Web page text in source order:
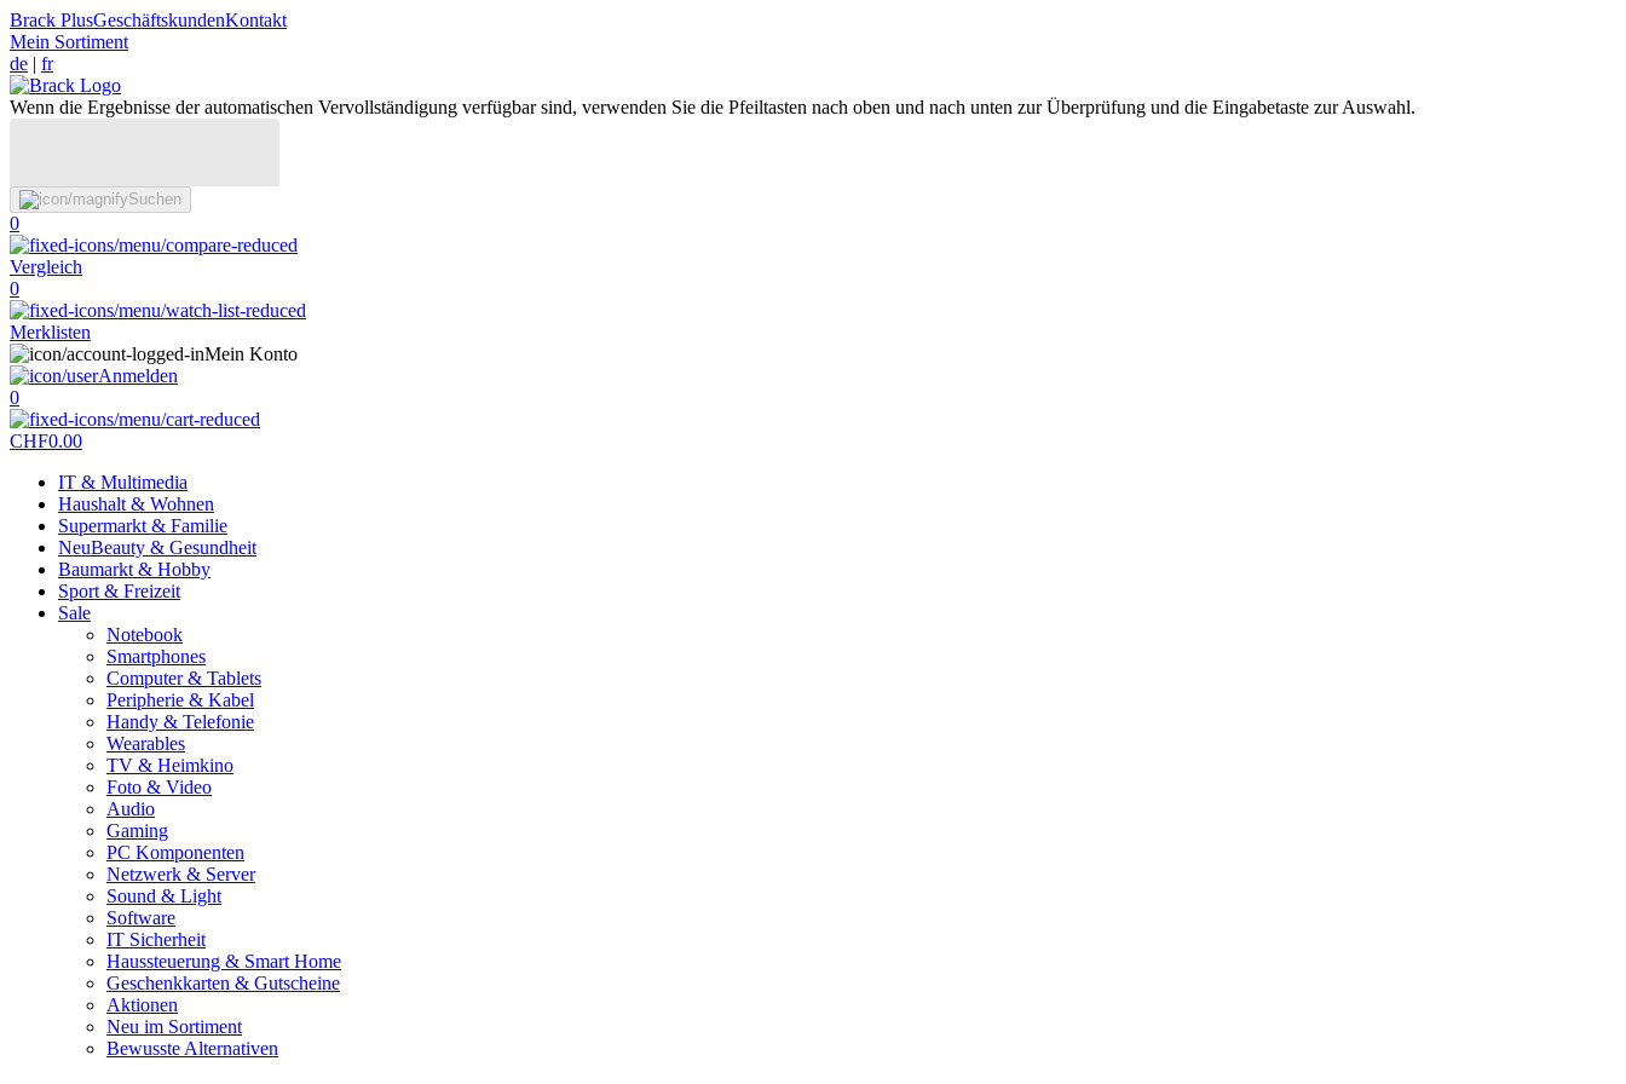
Brack PlusGeschäftskundenKontakt
Mein Sortiment
de | fr
Wenn die Ergebnisse der automatischen Vervollständigung verfügbar sind, verwenden Sie die Pfeiltasten nach oben und nach unten zur Überprüfung und die Eingabetaste zur Auswahl.
Suchen
0
Vergleich
0
Merklisten
Mein Konto
Anmelden
0
CHF0.00
IT & Multimedia
Haushalt & Wohnen
Supermarkt & Familie
NeuBeauty & Gesundheit
Baumarkt & Hobby
Sport & Freizeit
Sale
Notebook
Smartphones
Computer & Tablets
Peripherie & Kabel
Handy & Telefonie
Wearables
TV & Heimkino
Foto & Video
Audio
Gaming
PC Komponenten
Netzwerk & Server
Sound & Light
Software
IT Sicherheit
Haussteuerung & Smart Home
Geschenkkarten & Gutscheine
Aktionen
Neu im Sortiment
Bewusste Alternativen